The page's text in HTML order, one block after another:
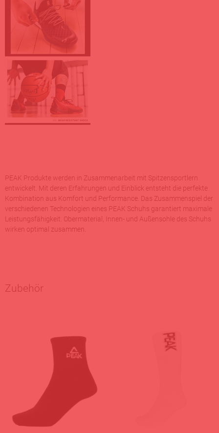
PEAK Produkte werden in Zusammenarbeit mit Spitzensportlern
entwickelt. Mit deren Erfahrungen und Einblick entsteht die perfekte
Kombination aus Komfort und Performance. Das Zusammenspiel der
verschiedenen Technologien eines PEAK Schuhs garantiert maximale
Leistungsfähigkeit. Obermaterial, Innen- und Außensohle des Schuhs
wirken optimal zusammen.
Zubehör